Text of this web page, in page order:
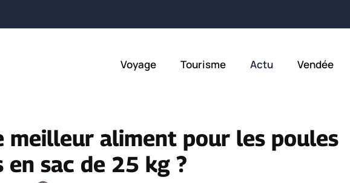
Voyage Tourisme Actu Vendée
meilleur aliment pour les poules
en sac de 25 kg ?